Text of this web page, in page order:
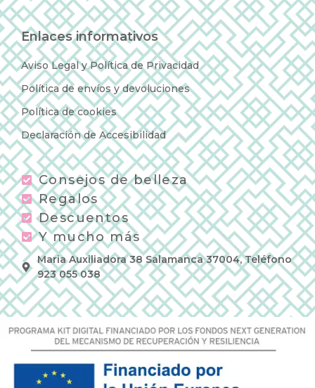
Enlaces informativos
Aviso Legal y Política de Privacidad
Política de envíos y devoluciones
Política de cookies
Declaración de Accesibilidad
Consejos de belleza
Regalos
Descuentos
Y mucho más
Maria Auxiliadora 38 Salamanca 37004, Teléfono
923 055 038